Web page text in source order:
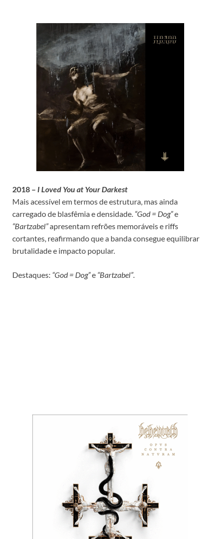
2018 – I Loved You at Your Darkest
Mais acessível em termos de estrutura, mas ainda
carregado de blasfêmia e densidade. “God = Dog”e
“Bartzabel”apresentam refrões memoráveis e riffs
cortantes, reafirmando que a banda consegue equilibrar
brutalidade e impacto popular.
Destaques: “God = Dog”e “Bartzabel”.